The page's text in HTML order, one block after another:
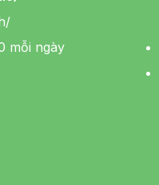
mỗi ngày